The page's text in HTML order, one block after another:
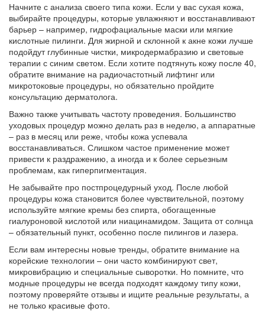
Начните с анализа своего типа кожи. Если у вас сухая кожа,
выбирайте процедуры, которые увлажняют и восстанавливают
барьер – например, гидрофациальные маски или мягкие
кислотные пилинги. Для жирной и склонной к акне кожи лучше
подойдут глубинные чистки, микродермабразию и световые
терапии с синим светом. Если хотите подтянуть кожу после 40,
обратите внимание на радиочастотный лифтинг или
микротоковые процедуры, но обязательно пройдите
консультацию дерматолога.
Важно также учитывать частоту проведения. Большинство
уходовых процедур можно делать раз в неделю, а аппаратные
– раз в месяц или реже, чтобы кожа успевала
восстанавливаться. Слишком частое применение может
привести к раздражению, а иногда и к более серьезным
проблемам, как гиперпигментация.
Не забывайте про постпроцедурный уход. После любой
процедуры кожа становится более чувствительной, поэтому
используйте мягкие кремы без спирта, обогащенные
гиалуроновой кислотой или ниацинамидом. Защита от солнца
– обязательный пункт, особенно после пилингов и лазера.
Если вам интересны новые тренды, обратите внимание на
корейские технологии – они часто комбинируют свет,
микровибрацию и специальные сыворотки. Но помните, что
модные процедуры не всегда подходят каждому типу кожи,
поэтому проверяйте отзывы и ищите реальные результаты, а
не только красивые фото.